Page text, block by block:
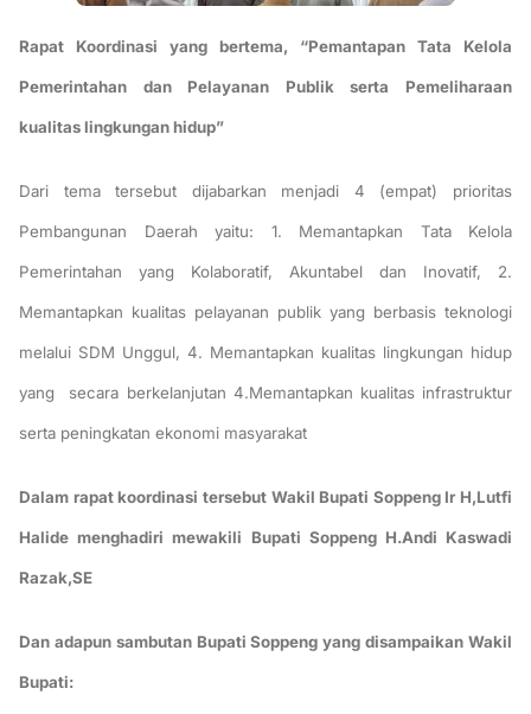
Rapat Koordinasi yang bertema, “Pemantapan Tata Kelola
Pemerintahan dan Pelayanan Publik serta Pemeliharaan
kualitas lingkungan hidup”
Dari tema tersebut dijabarkan menjadi 4 (empat) prioritas
Pembangunan Daerah yaitu: 1. Memantapkan Tata Kelola
Pemerintahan yang Kolaboratif, Akuntabel dan Inovatif, 2.
Memantapkan kualitas pelayanan publik yang berbasis teknologi
melalui SDM Unggul, 4. Memantapkan kualitas lingkungan hidup
yang secara berkelanjutan 4.Memantapkan kualitas infrastruktur
serta peningkatan ekonomi masyarakat
Dalam rapat koordinasi tersebut Wakil Bupati Soppeng Ir H,Lutfi
Halide menghadiri mewakili Bupati Soppeng H.Andi Kaswadi
Razak,SE
Dan adapun sambutan Bupati Soppeng yang disampaikan Wakil
Bupati: